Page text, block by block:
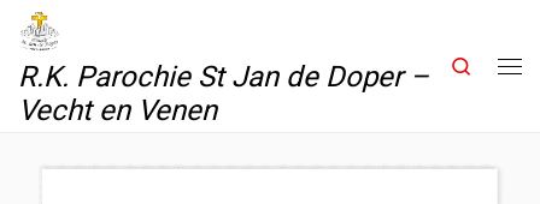
Skip to content
R.K. Parochie St Jan de Doper –
Vecht en Venen
Search